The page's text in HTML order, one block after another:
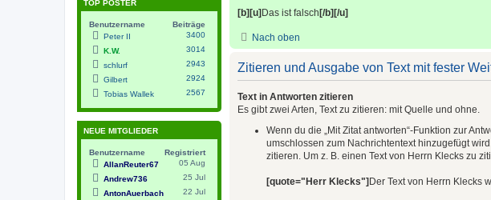
[b][u] Das ist falsch [/b][/u]
Nach oben
Zitieren und Ausgabe von Text mit fester
Text in Antworten zitieren
Es gibt zwei Arten, Text zu zitieren: mit Quelle und ohne.
Wenn du die „Mit Zitat antworten“-Funktion zur
umschlossen zum Nachrichtentext hinzugefügt
zitieren. Um z. B. einen Text von Herrn Klecks zu
[quote="Herr Klecks"]Der Text von Herrn Klecks
TOP POSTER
Benutzername
Beiträge
Peter II
3400
K.W.
3014
schlurf
2943
Gilbert
2924
Tobias Wallek
2567
NEUE MITGLIEDER
Benutzername
Registriert
AllanReuter67
05 Aug
Andrew736
25 Jul
AntonAuerbach
22 Jul